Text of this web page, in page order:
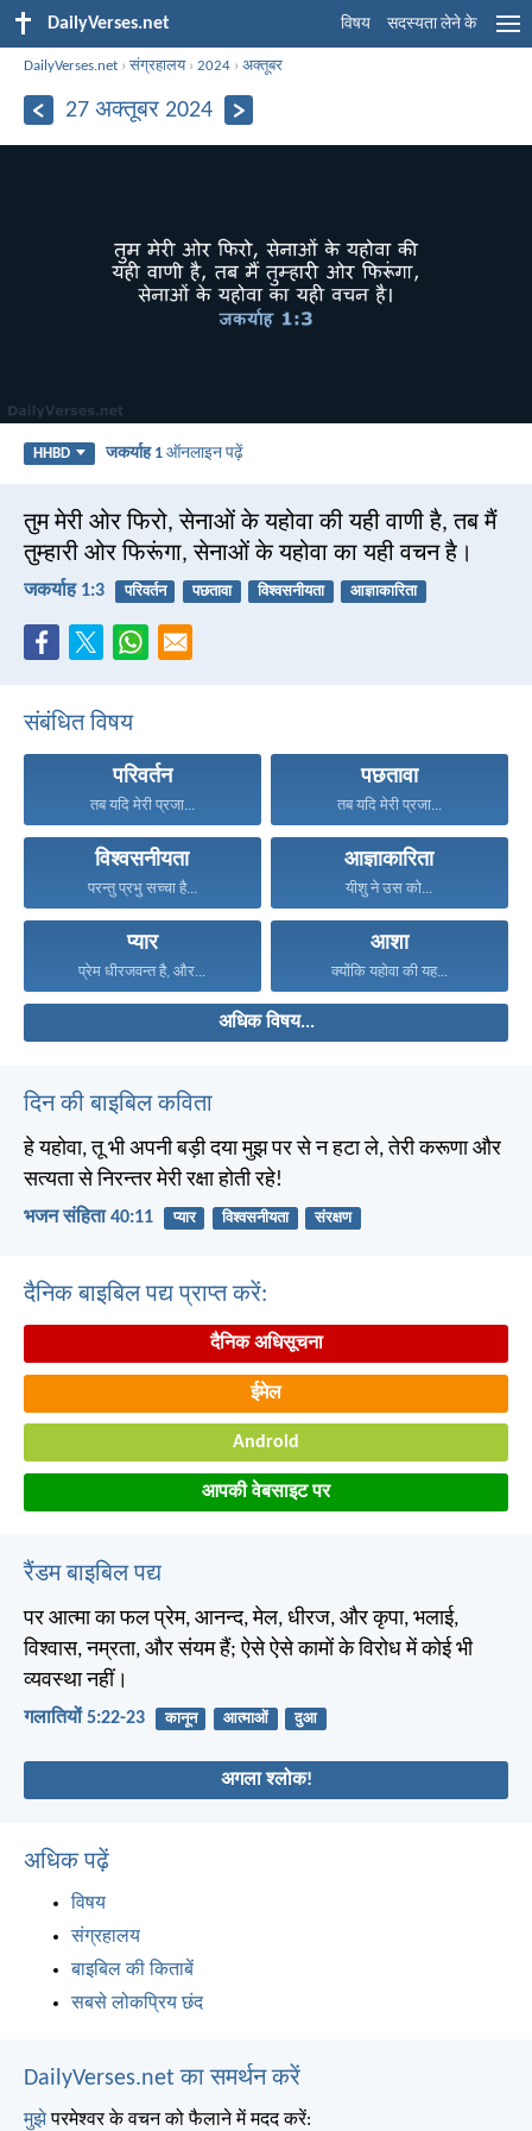
DailyVerses.net विषय सदस्यता लेने के
DailyVerses.net ›संग्रहालय›2024 ›अक्तूबर
27 अक्तूबर 2024
HHBD जकर्याह 1 ऑनलाइन पढ़ें
तुम मेरी ओर फिरो, सेनाओं के यहोवा की यही वाणी है, तब मैं
तुम्हारी ओर फिरूंगा, सेनाओं के यहोवा का यही वचन है।
जकर्याह 1:3 परिवर्तन पछतावा विश्वसनीयता आज्ञाकारिता
संबंधित विषय
परिवर्तन
तब यदि मेरी प्रजा...
पछतावा
तब यदि मेरी प्रजा...
विश्वसनीयता
परन्तु प्रभु सच्चा है...
आज्ञाकारिता
यीशु ने उस को...
प्यार
प्रेम धीरजवन्त है, और...
आशा
क्योंकि यहोवा की यह...
अधिक विषय...
दिन की बाइबिल कविता
हे यहोवा, तू भी अपनी बड़ी दया मुझ पर से न हटा ले, तेरी करूणा और
सत्यता से निरन्तर मेरी रक्षा होती रहे!
भजन संहिता 40:11 प्यार विश्वसनीयता संरक्षण
दैनिक बाइबिल पद्य प्राप्त करें:
दैनिक अधिसूचना
ईमेल
Android
आपकी वेबसाइट पर
रैंडम बाइबिल पद्य
पर आत्मा का फल प्रेम, आनन्द, मेल, धीरज, और कृपा, भलाई,
विश्वास, नम्रता, और संयम हैं; ऐसे ऐसे कामों के विरोध में कोई भी
व्यवस्था नहीं।
गलातियों 5:22-23 कानून आत्माओं दुआ
अगला श्लोक!
अधिक पढ़ें
विषय
संग्रहालय
बाइबिल की किताबें
सबसे लोकप्रिय छंद
DailyVerses.net का समर्थन करें
मुझेपरमेश्वर के वचन को फैलाने में मदद करें: